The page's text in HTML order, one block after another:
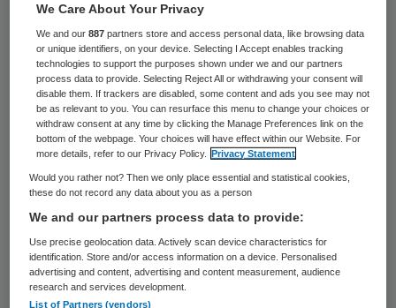
aanzienlijk worden beperkt. Dat betoogt
technisch wiskundige Maartje Zonderland
van de Universiteit Twente in Health Care
Management Science.
Vervelend
Ziekenhuizen ruimen doorgaans geen plaats
in voor semi-spoed patiënten uit angst dat
de vrijgehouden OK-capaciteit niet gebruikt
wordt. In de praktijk betekent dit semi-
We Care About Your Privacy
We and our887 partners store and access personal data, like browsing data
or unique identifiers, on your device. Selecting I Accept enables tracking
technologies to support the purposes shown under we and our partners
process data to provide. Selecting Reject All or withdrawing your consent will
disable them. If trackers are disabled, some content and ads you see may not
be as relevant to you. You can resurface this menu to change your choices or
withdraw consent at any time by clicking the Manage Preferences link on the
bottom of the webpage. Your choices will have effect within our Website. For
more details, refer to our Privacy Policy.
Privacy Statement
Would you rather not? Then we only place essential and statistical cookies,
these do not record any data about you as a person
We and our partners process data to provide:
Use precise geolocation data. Actively scan device characteristics for
identification. Store and/or access information on a device. Personalised
advertising and content, advertising and content measurement, audience
research and services development.
List of Partners (vendors)